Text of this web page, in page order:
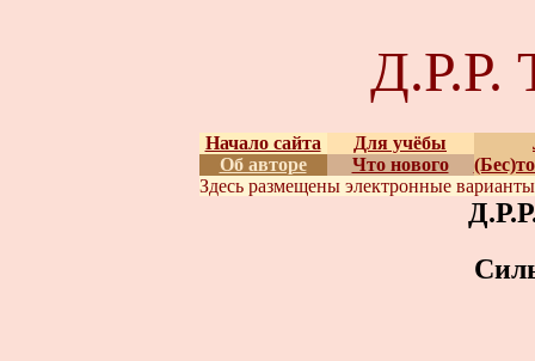
Начало сайта Для учёбы
Об авторе
Что нового
Здесь размещены электронные